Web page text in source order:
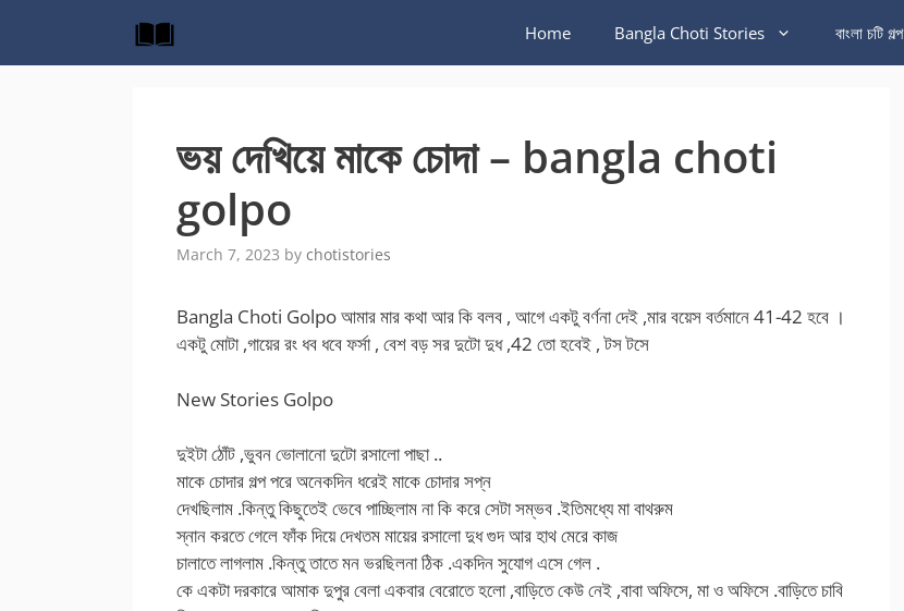
content
Home Bangla Choti Stories বাংলা চটি গল্প
ভয় দেখিয়ে মাকে চোদা – bangla choti
golpo
March 7, 2023 by chotistories
Bangla Choti Golpo আমার মার কথা আর কি বলব , আগে একটু বর্ণনা দেই ,মার বয়েস বর্তমানে 41-42 হবে ।
একটু মোটা ,গায়ের রং ধব ধবে ফর্সা , বেশ বড় সর দুটো দুধ ,42 তো হবেই , টস টসে
New Stories Golpo
দুইটা ঠোঁট ,ভুবন ভোলানো দুটো রসালো পাছা ..
মাকে চোদার গল্প পরে অনেকদিন ধরেই মাকে চোদার সপ্ন
দেখছিলাম .কিন্তু কিছুতেই ভেবে পাচ্ছিলাম না কি করে সেটা সম্ভব .ইতিমধ্যে মা বাথরুম
স্নান করতে গেলে ফাঁক দিয়ে দেখতম মায়ের রসালো দুধ গুদ আর হাথ মেরে কাজ
চালাতে লাগলাম .কিন্তু তাতে মন ভরছিলনা ঠিক .একদিন সুযোগ এসে গেল .
কে একটা দরকারে আমাক দুপুর বেলা একবার বেরোতে হলো ,বাড়িতে কেউ নেই ,বাবা অফিসে, মা ও অফিসে .বাড়িতে চাবি